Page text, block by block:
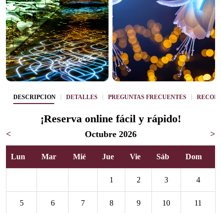
DESCRIPCIÓN DETALLES PREGUNTAS FRECUENTES
¡Reserva online fácil y rápido!
< Octubre 2026 >
Lun Mar Mié Jue Vie Sáb Dom
1 2 3 4
5 6 7 8 9 10 11